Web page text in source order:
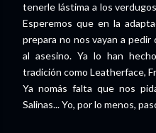
tenerle lástima a los
Esperemos que en la
prepara no nos vayan a
al asesino. Ya lo han
tradición como Leatherface,
Ya nomás falta que nos
Salinas... Yo, por lo menos,